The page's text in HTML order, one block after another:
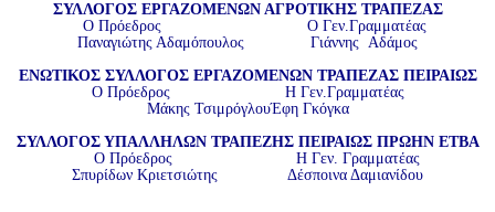
ΣΥΛΛΟΓΟΣ ΕΡΓΑΖΟΜΕΝΩΝ ΑΓΡΟΤΙΚΗΣ ΤΡΑΠΕΖΑΣ
Ο Πρόεδρος
Ο Γεν.Γραμματέας
Παναγιώτης Αδαμόπουλος
Γιάννης Αδάμος
ΕΝΩΤΙΚΟΣ ΣΥΛΛΟΓΟΣ ΕΡΓΑΖΟΜΕΝΩΝ ΤΡΑΠΕΖΑΣ ΠΕΙΡΑΙΩΣ
Ο Πρόεδρος
Η Γεν.Γραμματέας
Μάκης ΤσιμρόγλουΈφη Γκόγκα
ΣΥΛΛΟΓΟΣ ΥΠΑΛΛΗΛΩΝ ΤΡΑΠΕΖΗΣ ΠΕΙΡΑΙΩΣ ΠΡΩΗΝ ΕΤΒΑ
Ο Πρόεδρος
Η Γεν. Γραμματέας
Σπυρίδων Κριετσιώτης Δέσποινα Δαμιανίδου